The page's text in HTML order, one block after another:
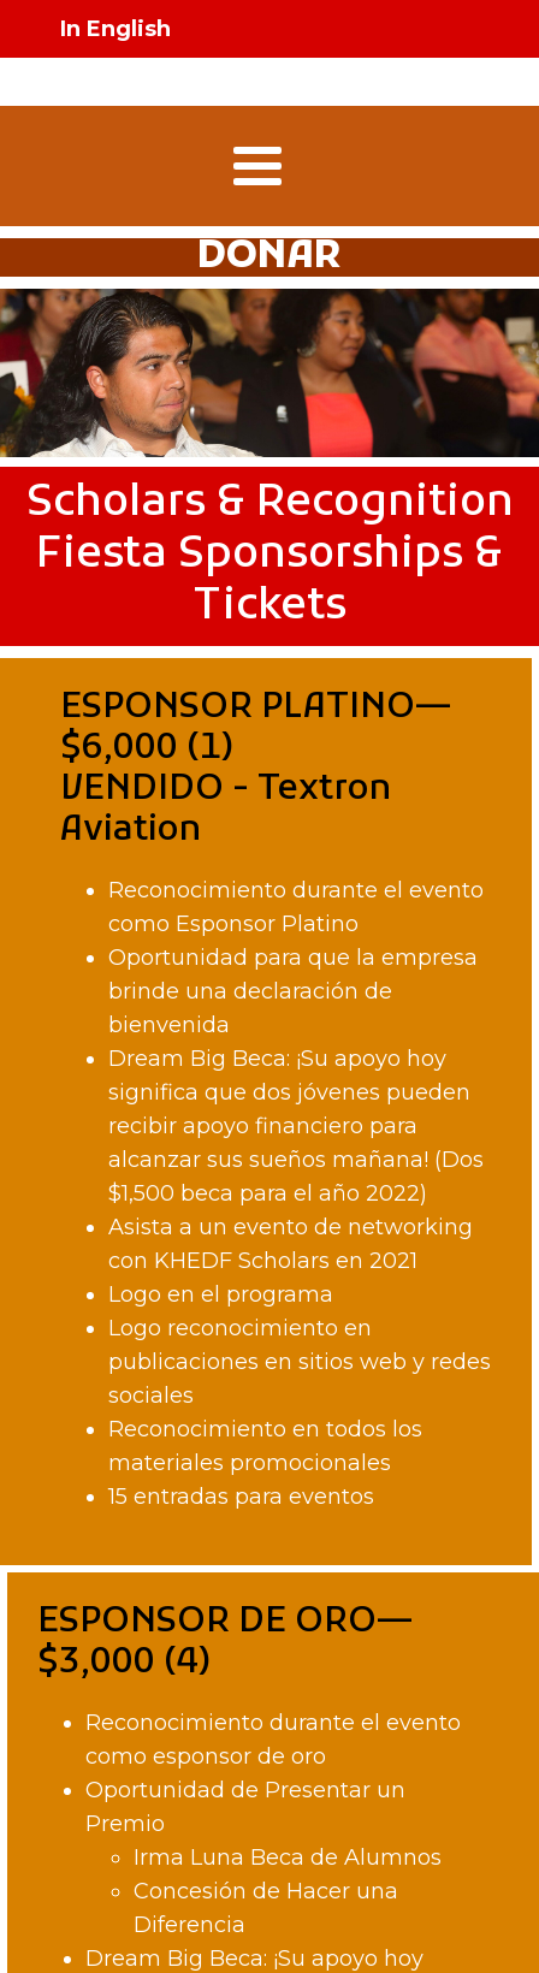
In English
DONAR
Scholars & Recognition
Fiesta Sponsorships &
Tickets
ESPONSOR PLATINO—
$6,000 (1)
VENDIDO - Textron
Aviation
Reconocimiento durante el evento
como Esponsor Platino
Oportunidad para que la empresa
brinde una declaración de
bienvenida
Dream Big Beca: ¡Su apoyo hoy
significa que dos jóvenes pueden
recibir apoyo financiero para
alcanzar sus sueños mañana! (Dos
$1,500 beca para el año 2022)
Asista a un evento de networking
con KHEDF Scholars en 2021
Logo en el programa
Logo reconocimiento en
publicaciones en sitios web y redes
sociales
Reconocimiento en todos los
materiales promocionales
15 entradas para eventos
ESPONSOR DE ORO—
$3,000 (4)
Reconocimiento durante el evento
como esponsor de oro
Oportunidad de Presentar un
Premio
Irma Luna Beca de Alumnos
Concesión de Hacer una
Diferencia
Dream Big Beca: ¡Su apoyo hoy